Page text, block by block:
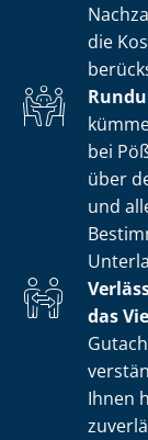
die
bei
über
und
das
Ihnen